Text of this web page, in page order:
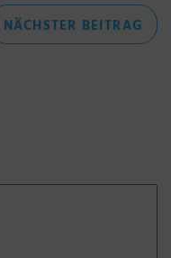
NÄCHSTER BEITRAG